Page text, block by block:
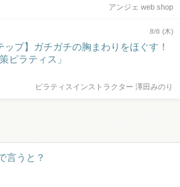
アンジェ web shop
8/6 (木)
ップ】ガチガチの胸まわりをほぐす！
ピラティス」
ピラティスインストラクター 澤田みのり
言うと？